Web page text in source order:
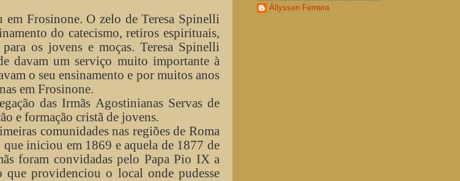
em Frosinone. O zelo de Teresa Spinelli
do catecismo, retiros espirituais,
os jovens e moças. Teresa Spinelli
davam um serviço muito importante à
o seu ensinamento e por muitos anos
em Frosinone.
das Irmãs Agostinianas Servas de
e formação cristã de jovens.
comunidades nas regiões de Roma
iniciou em 1869 e aquela de 1877 de
foram convidadas pelo Papa Pio IX a
providenciou o local onde pudesse
Állyssen Ferreira